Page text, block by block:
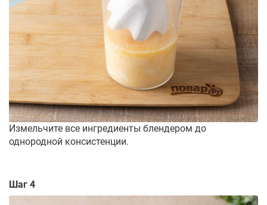
Измельчите все ингредиенты блендером до
однородной консистенции.
Шаг 4